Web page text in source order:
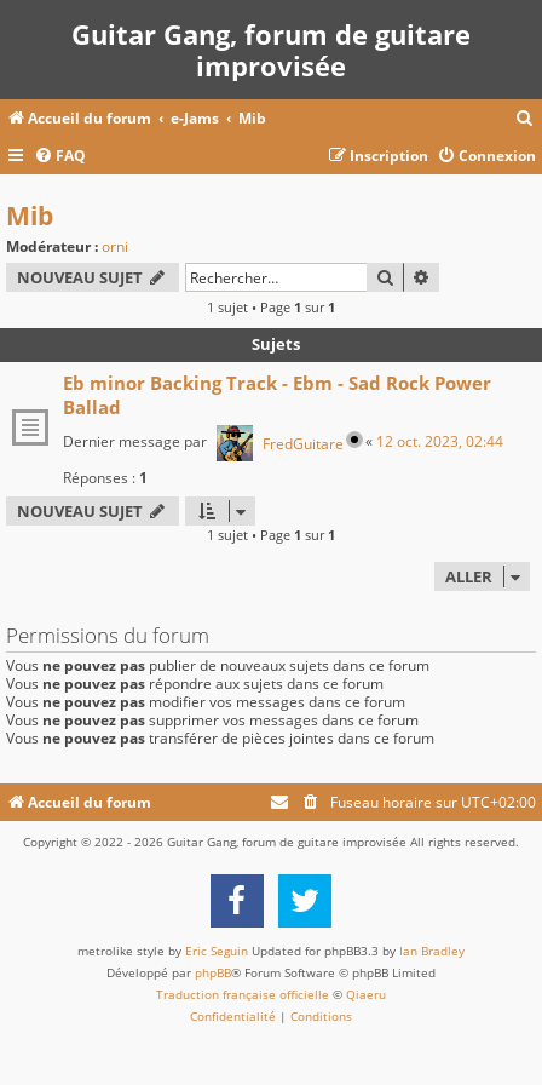
Guitar Gang, forum de guitare
improvisée
Accueil du forum e-Jams Mib
c
e
FAQ Connexion
Inscription
Mib
Modérateur :orni
NOUVEAU SUJET RECHERCHER
1 sujet • Page 1 sur 1
Sujets
Eb minor Backing Track - Ebm - Sad Rock Power
Ballad
Dernier message par FredGuitare « 12 oct. 2023, 02:44
Réponses : 1
NOUVEAU SUJET
1 sujet • Page 1 sur 1
ALLER
Permissions du forum
Vous ne pouvez pas publier de nouveaux sujets dans ce forum
Vous ne pouvez pas répondre aux sujets dans ce forum
Vous ne pouvez pas modifier vos messages dans ce forum
Vous ne pouvez passupprimer vos messages dans ce forum
Vous ne pouvez pastransférer de pièces jointes dans ce forum
Accueil du forum Fuseau horaire sur UTC+02:00
Copyright © 2022 - 2026 Guitar Gang, forum de guitare improvisée All rights reserved.
metrolike style by Eric Seguin Updated for phpBB3.3 by Ian Bradley
Développé par phpBB® Forum Software © phpBB Limited
Traduction française officielle © Qiaeru
Confidentialité | Conditions